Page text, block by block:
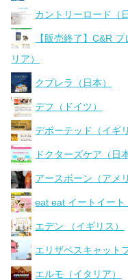
カントリーロード（
【販売終了】C&R
リア）
クプレラ（日本）
デフ（ドイツ）
デボーテッド（イギ
ドクターズケア（日
アースボーン（アメ
eat eat イートイート
エデン （イギリス）
エリザベスキャット
エルモ（イタリア）